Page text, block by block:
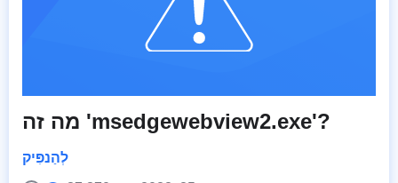
מה זה 'msedgewebview2.exe'?
לְהַנפִּיק